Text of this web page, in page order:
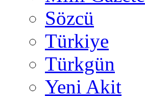
Sözcü
Türkiye
Türkgün
Yeni Akit